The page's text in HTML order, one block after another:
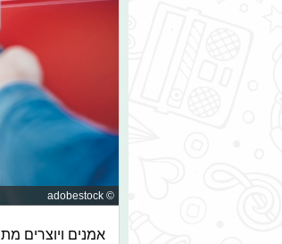
© adobestock
אמנים ויוצרים